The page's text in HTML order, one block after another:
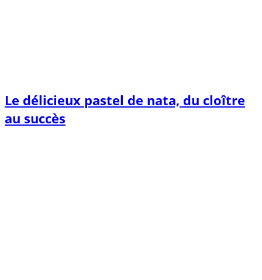
Le délicieux pastel de nata, du cloître
au succès